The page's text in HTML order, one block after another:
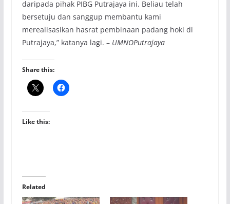
daripada pihak PIBG Putrajaya ini. Beliau telah
bersetuju dan sanggup membantu kami
merealisasikan hasrat pembinaan padang hoki di
Putrajaya,” katanya lagi. – UMNOPutrajaya
Share this:
Like this:
Related